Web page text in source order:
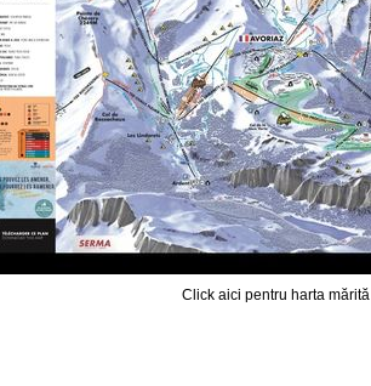
Click aici pentru harta mărită